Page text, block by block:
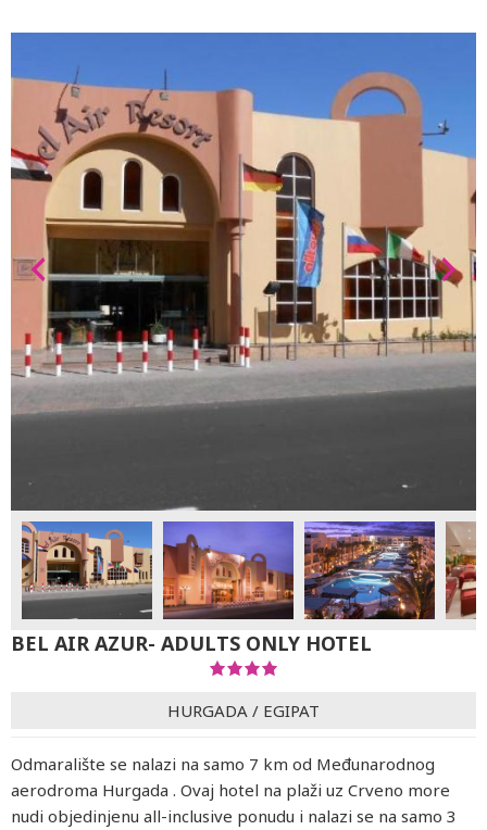
BEL AIR AZUR- ADULTS ONLY HOTEL
HURGADA / EGIPAT
Odmaralište se nalazi na samo 7 km od Međunarodnog
aerodroma Hurgada . Ovaj hotel na plaži uz Crveno more
nudi objedinjenu all-inclusive ponudu i nalazi se na samo 3